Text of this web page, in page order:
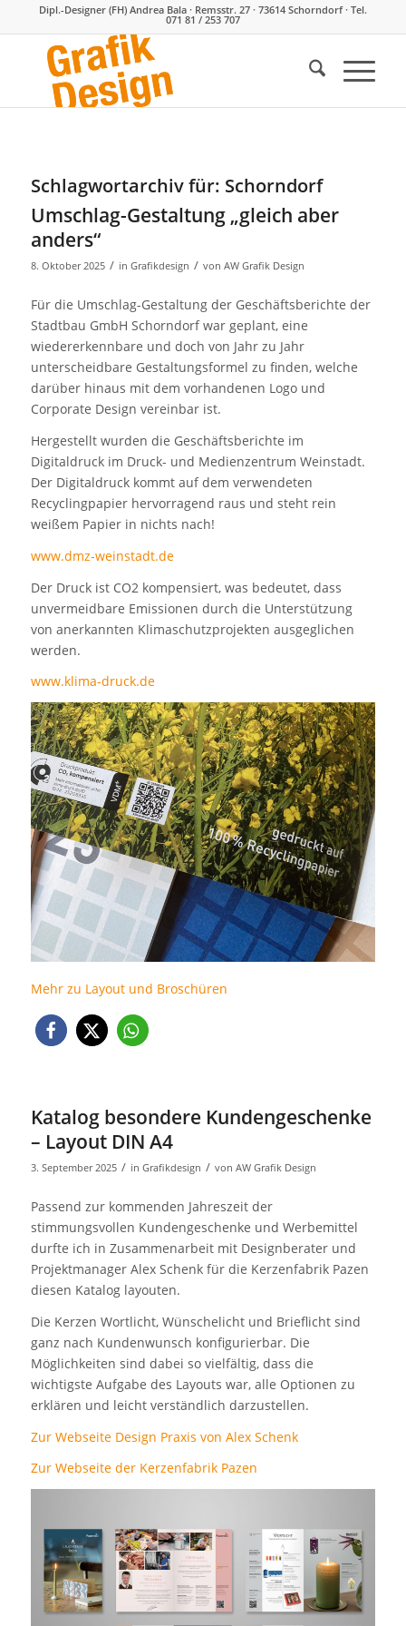
Dipl.-Designer (FH) Andrea Bala · Remsstr. 27 · 73614 Schorndorf · Tel.
071 81 / 253 707
Schlagwortarchiv für: Schorndorf
Umschlag-Gestaltung „gleich aber
anders“
8. Oktober 2025 / in Grafikdesign / von AW Grafik Design
Für die Umschlag-Gestaltung der Geschäftsberichte der
Stadtbau GmbH Schorndorf war geplant, eine
wiedererkennbare und doch von Jahr zu Jahr
unterscheidbare Gestaltungsformel zu finden, welche
darüber hinaus mit dem vorhandenen Logo und
Corporate Design vereinbar ist.
Hergestellt wurden die Geschäftsberichte im
Digitaldruck im Druck- und Medienzentrum Weinstadt.
Der Digitaldruck kommt auf dem verwendeten
Recyclingpapier hervorragend raus und steht rein
weißem Papier in nichts nach!
www.dmz-weinstadt.de
Der Druck ist CO2 kompensiert, was bedeutet, dass
unvermeidbare Emissionen durch die Unterstützung
von anerkannten Klimaschutzprojekten ausgeglichen
werden.
www.klima-druck.de
Mehr zu Layout und Broschüren
Katalog besondere Kundengeschenke
– Layout DIN A4
3. September 2025 / in Grafikdesign / von AW Grafik Design
Passend zur kommenden Jahreszeit der
stimmungsvollen Kundengeschenke und Werbemittel
durfte ich in Zusammenarbeit mit Designberater und
Projektmanager Alex Schenk für die Kerzenfabrik Pazen
diesen Katalog layouten.
Die Kerzen Wortlicht, Wünschelicht und Brieflicht sind
ganz nach Kundenwunsch konfigurierbar. Die
Möglichkeiten sind dabei so vielfältig, dass die
wichtigste Aufgabe des Layouts war, alle Optionen zu
erklären und leicht verständlich darzustellen.
Zur Webseite Design Praxis von Alex Schenk
Zur Webseite der Kerzenfabrik Pazen